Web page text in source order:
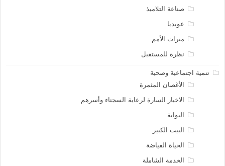
صناعة التلاميذ
عوبديا
ميراث الأمم
نظرة للمستقبل
تنمية اجتماعية وصحية
الأغصان المثمرة
الاخبار السارة لرعاية السجناء وأسرهم
البوابة
البيت الكبير
الحياة الفياضة
الخدمة الشاملة